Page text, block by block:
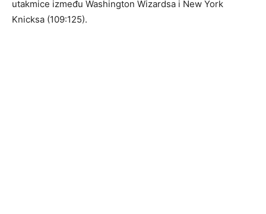
utakmice između Washington Wizardsa i New York
Knicksa (109:125).